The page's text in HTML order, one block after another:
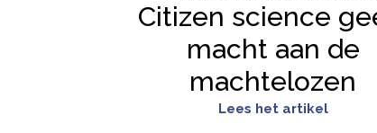
Citizen science
macht aan de
machtelozen
Lees het artikel